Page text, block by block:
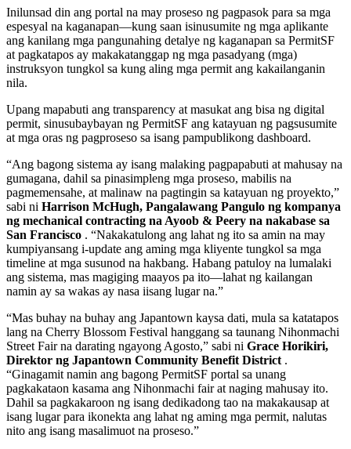
Inilunsad din ang portal na may proseso ng pagpasok para sa mga
espesyal na kaganapan—kung saan isinusumite ng mga aplikante
ang kanilang mga pangunahing detalye ng kaganapan sa PermitSF
at pagkatapos ay makakatanggap ng mga pasadyang (mga)
instruksyon tungkol sa kung aling mga permit ang kakailanganin
nila.
Upang mapabuti ang transparency at masukat ang bisa ng digital
permit, sinusubaybayan ng PermitSF ang katayuan ng pagsusumite
at mga oras ng pagproseso sa isang pampublikong dashboard.
“Ang bagong sistema ay isang malaking pagpapabuti at mahusay na
gumagana, dahil sa pinasimpleng mga proseso, mabilis na
pagmemensahe, at malinaw na pagtingin sa katayuan ng proyekto,”
sabi ni Harrison McHugh, Pangalawang Pangulo ng kompanya
ng mechanical contracting na Ayoob & Peery na nakabase sa
San Francisco . “Nakakatulong ang lahat ng ito sa amin na may
kumpiyansang i-update ang aming mga kliyente tungkol sa mga
timeline at mga susunod na hakbang. Habang patuloy na lumalaki
ang sistema, mas magiging maayos pa ito—lahat ng kailangan
namin ay sa wakas ay nasa iisang lugar na.”
“Mas buhay na buhay ang Japantown kaysa dati, mula sa katatapos
lang na Cherry Blossom Festival hanggang sa taunang Nihonmachi
Street Fair na darating ngayong Agosto,” sabi ni Grace Horikiri,
Direktor ng Japantown Community Benefit District .
“Ginagamit namin ang bagong PermitSF portal sa unang
pagkakataon kasama ang Nihonmachi fair at naging mahusay ito.
Dahil sa pagkakaroon ng isang dedikadong tao na makakausap at
isang lugar para ikonekta ang lahat ng aming mga permit, nalutas
nito ang isang masalimuot na proseso.”